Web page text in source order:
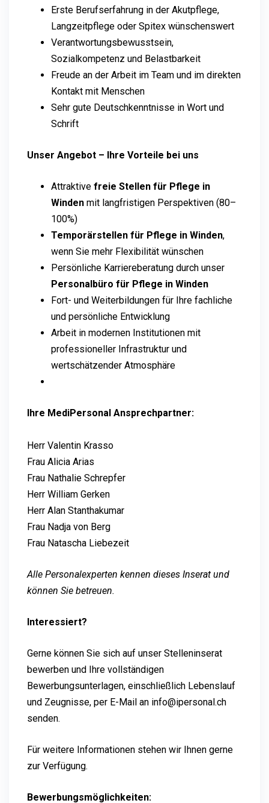
Erste Berufserfahrung in der Akutpflege,
Langzeitpflege oder Spitex wünschenswert
Verantwortungsbewusstsein,
Sozialkompetenz und Belastbarkeit
Freude an der Arbeit im Team und im direkten
Kontakt mit Menschen
Sehr gute Deutschkenntnisse in Wort und
Schrift
Unser Angebot – Ihre Vorteile bei uns
Attraktive freie Stellen für Pflege in
Winden mit langfristigen Perspektiven (80–
100%)
Temporärstellen für Pflege in Winden,
wenn Sie mehr Flexibilität wünschen
Persönliche Karriereberatung durch unser
Personalbüro für Pflege in Winden
Fort- und Weiterbildungen für Ihre fachliche
und persönliche Entwicklung
Arbeit in modernen Institutionen mit
professioneller Infrastruktur und
wertschätzender Atmosphäre
Ihre MediPersonal Ansprechpartner:
Herr Valentin Krasso
Frau Alicia Arias
Frau Nathalie Schrepfer
Herr William Gerken
Herr Alan Stanthakumar
Frau Nadja von Berg
Frau Natascha Liebezeit
Alle Personalexperten kennen dieses Inserat und
können Sie betreuen.
Interessiert?
Gerne können Sie sich auf unser Stelleninserat
bewerben und Ihre vollständigen
Bewerbungsunterlagen, einschließlich Lebenslauf
und Zeugnisse, per E-Mail an info@ipersonal.ch
senden.
Für weitere Informationen stehen wir Ihnen gerne
zur Verfügung.
Bewerbungsmöglichkeiten: